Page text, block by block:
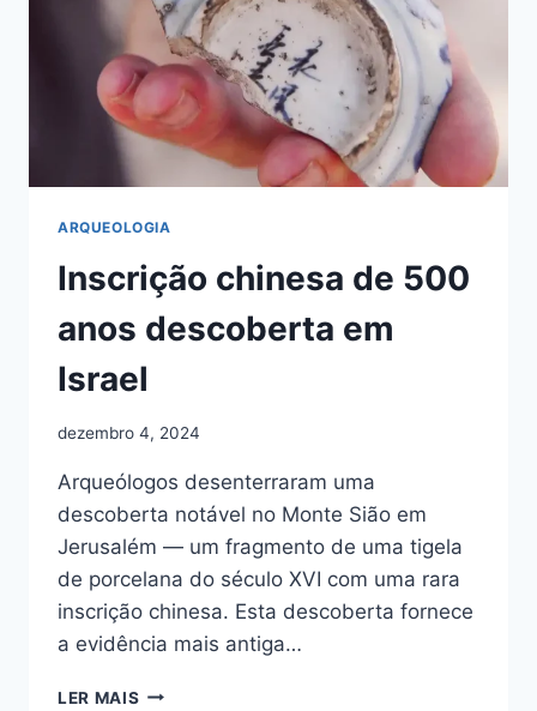
ARQUEOLOGIA
Inscrição chinesa de 500
anos descoberta em
Israel
dezembro 4, 2024
Arqueólogos desenterraram uma
descoberta notável no Monte Sião em
Jerusalém — um fragmento de uma tigela
de porcelana do século XVI com uma rara
inscrição chinesa. Esta descoberta fornece
a evidência mais antiga…
LER MAIS INSCRIÇÃO